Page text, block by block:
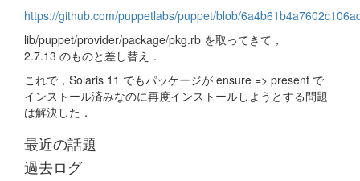
https://github.com/puppetlabs/puppet/blob/
lib/puppet/provider/package/pkg.rb を取ってきて，
2.7.13 のものと差し替え．
これで，Solaris 11 でもパッケージが ensure => present で
インストール済みなのに再度インストールしようとする問題
は解決した．
最近の話題
過去ログ